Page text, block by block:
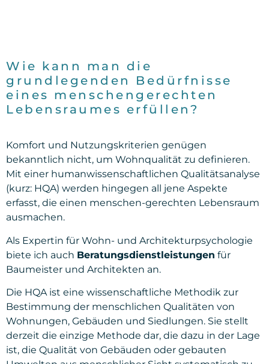
Wie kann man die
grundlegenden Bedürfnisse
eines menschengerechten
Lebensraumes erfüllen?
Komfort und Nutzungskriterien genügen
bekanntlich nicht, um Wohnqualität zu definieren.
Mit einer humanwissenschaftlichen Qualitätsanalyse
(kurz: HQA) werden hingegen all jene Aspekte
erfasst, die einen menschen-gerechten Lebensraum
ausmachen.
Als Expertin für Wohn- und Architekturpsychologie
biete ich auch Beratungsdienstleistungen für
Baumeister und Architekten an.
Die HQA ist eine wissenschaftliche Methodik zur
Bestimmung der menschlichen Qualitäten von
Wohnungen, Gebäuden und Siedlungen. Sie stellt
derzeit die einzige Methode dar, die dazu in der Lage
ist, die Qualität von Gebäuden oder gebauten